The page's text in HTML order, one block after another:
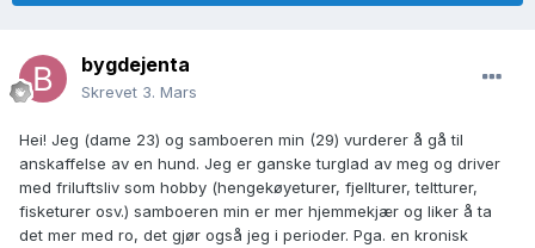
bygdejenta
Skrevet 3. Mars
Hei! Jeg (dame 23) og samboeren min (29) vurderer å gå til
anskaffelse av en hund. Jeg er ganske turglad av meg og driver
med friluftsliv som hobby (hengekøyeturer, fjellturer, teltturer,
fisketurer osv.) samboeren min er mer hjemmekjær og liker å ta
det mer med ro, det gjør også jeg i perioder. Pga. en kronisk